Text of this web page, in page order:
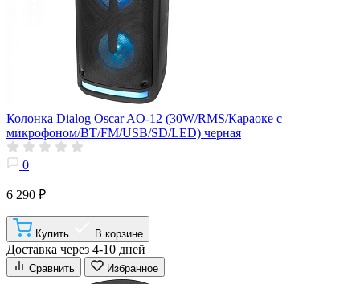
Колонка Dialog Oscar AO-12 (30W/RMS/Караоке с
микрофоном/BT/FM/USB/SD/LED) черная
0
6 290 ₽
Купить В корзине
Доставка через 4-10 дней
Сравнить Избранное